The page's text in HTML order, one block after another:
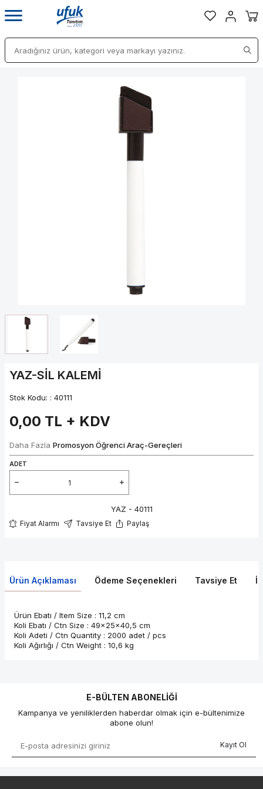
YAZ-SİL KALEMİ
Stok Kodu: : 40111
0,00 TL + KDV
Daha Fazla Promosyon Öğrenci Araç-Gereçleri
ADET
YAZ - 40111
Fiyat Alarmı Tavsiye Et Paylaş
Ürün Açıklaması Ödeme Seçenekleri Tavsiye Et
Ürün Ebatı / Item Size : 11,2 cm
Koli Ebatı / Ctn Size : 49x25x40,5 cm
Koli Adeti / Ctn Quantity : 2000 adet / pcs
Koli Ağırlığı / Ctn Weight : 10,6 kg
E-BÜLTEN ABONELIĞI
Kampanya ve yeniliklerden haberdar olmak için e-bültenimize
abone olun!
Kayıt Ol